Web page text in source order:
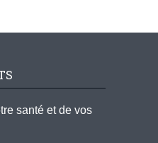
santé et de vos